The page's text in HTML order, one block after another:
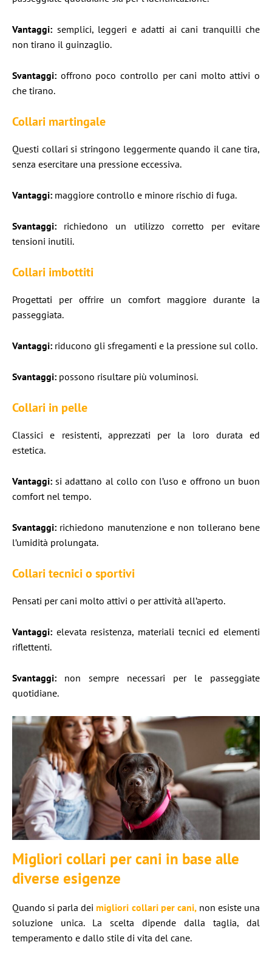
Vantaggi: semplici, leggeri e adatti ai cani tranquilli che
non tirano il guinzaglio.
Svantaggi: offrono poco controllo per cani molto attivi o
che tirano.
Collari martingale
Questi collari si stringono leggermente quando il cane tira,
senza esercitare una pressione eccessiva.
Vantaggi: maggiore controllo e minore rischio di fuga.
Svantaggi: richiedono un utilizzo corretto per evitare
tensioni inutili.
Collari imbottiti
Progettati per offrire un comfort maggiore durante la
passeggiata.
Vantaggi: riducono gli sfregamenti e la pressione sul collo.
Svantaggi: possono risultare più voluminosi.
Collari in pelle
Classici e resistenti, apprezzati per la loro durata ed
estetica.
Vantaggi: si adattano al collo con l’uso e offrono un buon
comfort nel tempo.
Svantaggi: richiedono manutenzione e non tollerano bene
l’umidità prolungata.
Collari tecnici o sportivi
Pensati per cani molto attivi o per attività all’aperto.
Vantaggi: elevata resistenza, materiali tecnici ed elementi
riflettenti.
Svantaggi: non sempre necessari per le passeggiate
quotidiane.
Migliori collari per cani in base alle
diverse esigenze
Quando si parla deimigliori collari per cani,non esiste una
soluzione unica. La scelta dipende dalla taglia, dal
temperamento e dallo stile di vita del cane.